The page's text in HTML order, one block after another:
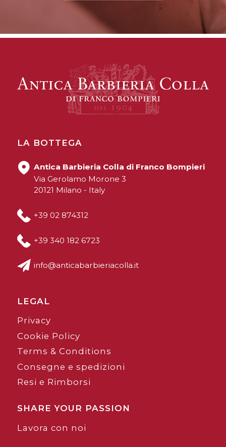
LA BOTTEGA
Antica Barbieria Colla di Franco Bompieri
Via Gerolamo Morone 3
20121 Milano - Italy
+39 02 874312
+39 340 182 6723
info@anticabarbieriacolla.it
LEGAL
Privacy
Cookie Policy
Terms & Conditions
Consegne e spedizioni
Resi e Rimborsi
SHARE YOUR PASSION
Lavora con noi